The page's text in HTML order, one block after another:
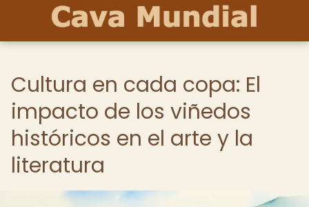
Cultura en cada copa: El
impacto de los viñedos
históricos en el arte y la
literatura